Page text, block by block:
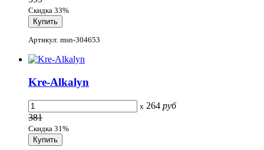
Скидка 33%
Артикул: msn-304653
Kre-Alkalyn
x 264 руб
381
Скидка 31%